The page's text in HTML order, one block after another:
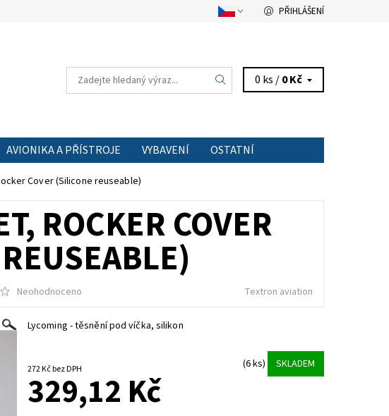
PŘIHLÁŠENÍ
0 ks /0 Kč
AVIONIKA A PŘÍSTROJE VYBAVENÍ
OSTATNÍ
KONTAKT
Cover (Silicone reuseable)
ROCKER COVER
Neohodnoceno Textron aviation
Lycoming - těsnění pod víčka, silikon
272 Kč bez DPH (6 ks) SKLADEM
329,12 Kč